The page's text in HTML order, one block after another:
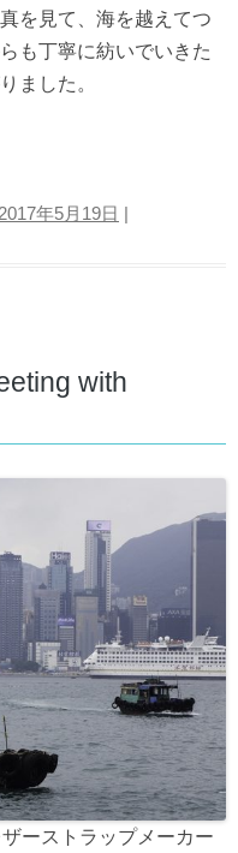
を見て、海を越えてつ
も丁寧に紡いでいきた
ました。
2017年5月19日 |
with
ーストラップメーカー